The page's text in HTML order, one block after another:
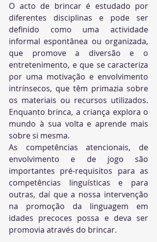
O acto de brincar é estudado por
diferentes disciplinas e pode ser
definido como uma actividade
informal espontânea ou organizada,
que promove a diversão e o
entretenimento, e que se caracteriza
por uma motivação e envolvimento
intrínsecos, que têm primazia sobre
os materiais ou recursos utilizados.
Enquanto brinca, a criança explora o
mundo à sua volta e aprende mais
sobre si mesma.
As competências atencionais, de
envolvimento e de jogo são
importantes pré-requisitos para as
competências linguísticas e para
outras, daí que a nossa intervenção
na promoção da linguagem em
idades precoces possa e deva ser
promovia através do brincar.